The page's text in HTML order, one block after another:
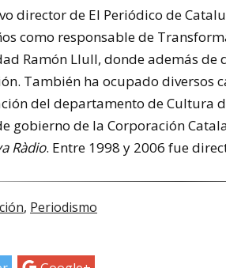
director de El Periódico de
como responsable de
Ramón Llull, donde además de
También ha ocupado diversos
del departamento de Cultura
gobierno de la Corporación
Ràdio. Entre 1998 y 2006 fue
, Periodismo